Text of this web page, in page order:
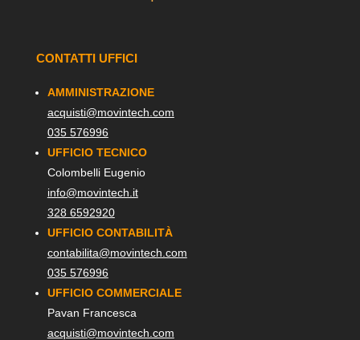
CONTATTI UFFICI
AMMINISTRAZIONE
acquisti@movintech.com
035 576996
UFFICIO TECNICO
Colombelli Eugenio
info@movintech.it
328 6592920
UFFICIO CONTABILITÀ
contabilita@movintech.com
035 576996
UFFICIO COMMERCIALE
Pavan Francesca
acquisti@movintech.com